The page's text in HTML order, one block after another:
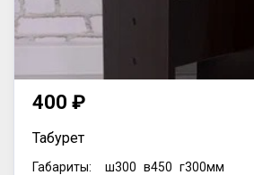
400 ₽
Табурет
Габариты: ш300 в450 г300мм